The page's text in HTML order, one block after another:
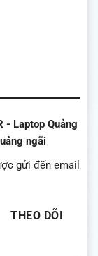
- Laptop Quảng
ngãi
gửi đến email
THEO DÕI